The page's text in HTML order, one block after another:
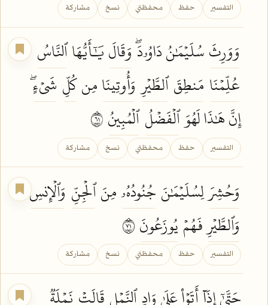
التفسير حفظ محفظتي نسخ مشاركة
وَوَرِثَسُلَيۡمَٰنُ دَاوُۥدَۖوَقَالَيَٰٓأَيُّهَاٱلنَّاسُ
عُلِّمۡنَا مَنطِقَٱلطَّيۡرِ وَأُوتِينَامِنكُلِّ شَيۡءٍۖ
إِنَّ هَٰذَا لَهُوَٱلۡفَضۡلُٱلۡمُبِينُ
التفسير حفظ محفظتي نسخ مشاركة
وَحُشِرَلِسُلَيۡمَٰنَجُنُودُهُۥمِنَٱلۡجِنِّ وَٱلۡإِنسِ
وَٱلطَّيۡرِفَهُمۡ يُوزَعُونَ
التفسير حفظ محفظتي نسخ مشاركة
حَتَّىٰٓ إِذَآأَتَوۡاْعَلَىٰ وَادِٱلنَّمۡلِ قَالَتۡ نَمۡلَةٞ